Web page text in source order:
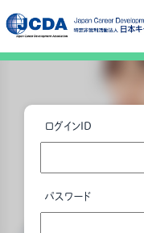
ログインID
パスワード